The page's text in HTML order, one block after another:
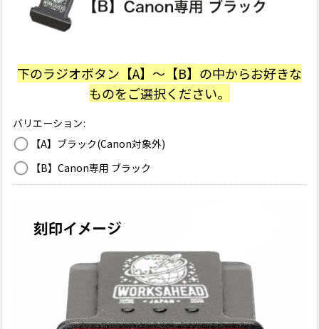
下のラジオボタン【A】〜【B】の中からお好きな
ものをご選択ください。
バリエーション:
【A】ブラック(Canon対象外)
【B】Canon専用 ブラック